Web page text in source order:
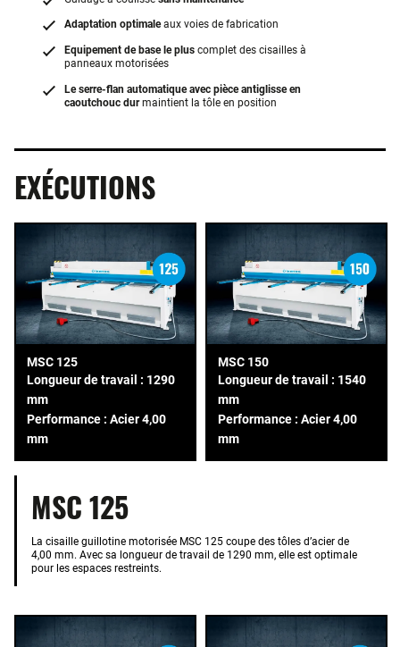
Adaptation optimaleaux voies de fabrication
Equipement de base le plus complet des cisailles à
panneaux motorisées
Le serre-flan automatique avec pièce antiglisse en
caoutchouc durmaintient la tôle en position
EXÉCUTIONS
MSC 125
Longueur de travail : 1290
mm
Performance : Acier 4,00
mm
MSC 150
Longueur de travail : 1540
mm
Performance : Acier 4,00
mm
MSC 125
La cisaille guillotine motorisée MSC 125 coupe des tôles d’acier de
4,00 mm. Avec sa longueur de travail de 1290 mm, elle est optimale
pour les espaces restreints.